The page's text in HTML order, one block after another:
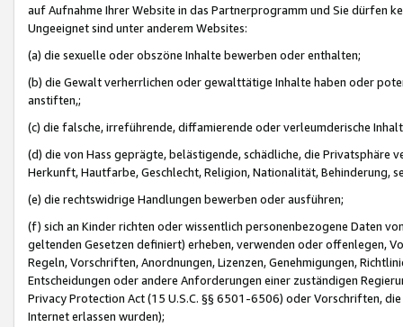
auf Aufnahme Ihrer Website in das Partnerprogramm und Sie dürfen
Ungeeignet sind unter anderem Websites:
(a) die sexuelle oder obszöne Inhalte bewerben oder enthalten;
(b) die Gewalt verherrlichen oder gewalttätige Inhalte haben oder
anstiften,;
(c) die falsche, irreführende, diffamierende oder verleumderische
(d) die von Hass geprägte, belästigende, schädliche, die Privatsphäre
Herkunft, Hautfarbe, Geschlecht, Religion, Nationalität, Behinderung,
(e) die rechtswidrige Handlungen bewerben oder ausführen;
(f) sich an Kinder richten oder wissentlich personenbezogene Daten
geltenden Gesetzen definiert) erheben, verwenden oder offenlegen,
Regeln, Vorschriften, Anordnungen, Lizenzen, Genehmigungen,
Entscheidungen oder andere Anforderungen einer zuständigen
Privacy Protection Act (15 U.S.C. §§ 6501-6506) oder Vorschriften,
Internet erlassen wurden);